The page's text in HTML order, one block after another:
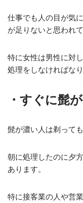
仕事でも人の目が気
が足りないと思われ
特に女性は男性に対
処理をしなければなり
・すぐに髭
髭が濃い人は剃って
朝に処理したのに夕
あります。
特に接客業の人や営